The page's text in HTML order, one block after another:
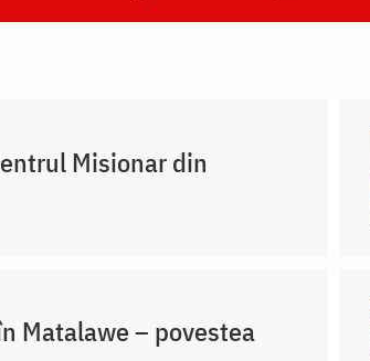
Misionar din
Matalawe – povestea